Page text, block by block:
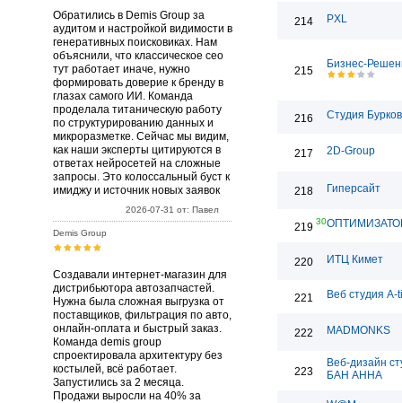
Обратились в Demis Group за
аудитом и настройкой видимости в
генеративных поисковиках. Нам
объяснили, что классическое сео
тут работает иначе, нужно
формировать доверие к бренду в
глазах самого ИИ. Команда
проделала титаническую работу
по структурированию данных и
микроразметке. Сейчас мы видим,
как наши эксперты цитируются в
ответах нейросетей на сложные
запросы. Это колоссальный буст к
имиджу и источник новых заявок
2026-07-31 от: Павел
Demis Group
Создавали интернет-магазин для
дистрибьютора автозапчастей.
Нужна была сложная выгрузка от
поставщиков, фильтрация по авто,
онлайн-оплата и быстрый заказ.
Команда demis group
спроектировала архитектуру без
костылей, всё работает.
Запустились за 2 месяца.
Продажи выросли на 40% за
214 PXL
215
Бизнес-
216 Студия
217 2D-Group
218 Гиперсайт
219 30
220 ИТЦ Кимет
221 Веб студия A-
222 MADMONKS
223
Веб-дизайн
БАН АННА